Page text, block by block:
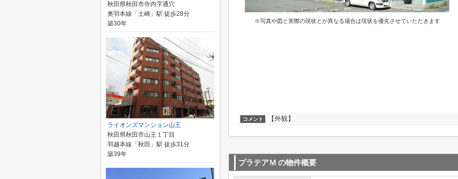
※写真や図と実際の現状とが異なる場合は現状を優先させていただきます
コメント 【外観】
プラテアＭ の物件概要
秋田県秋田市寺内字通穴
奥羽本線「土崎」駅 徒歩28分
築30年
ライオンズマンション山王
秋田県秋田市山王１丁目
羽越本線「秋田」駅 徒歩31分
築39年